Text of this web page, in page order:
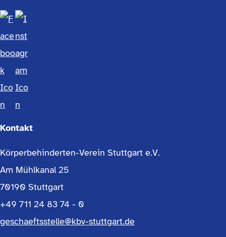
Kontakt
Körperbehinderten-Verein Stuttgart e.V.
Am Mühlkanal 25
70190 Stuttgart
+49 711 24 83 74 - 0
geschaeftsstelle@kbv-stuttgart.de